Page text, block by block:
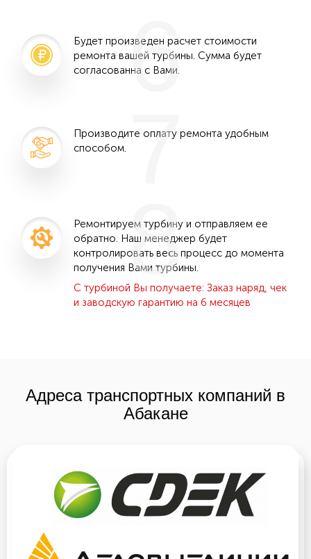
Будет произведен расчет стоимости
ремонта вашей турбины. Сумма будет
согласованна с Вами.
6
Производите оплату ремонта удобным
способом.7
Ремонтируем турбину и отправляем ее
обратно. Наш менеджер будет
контролировать весь процесс до момента
получения Вами турбины.
С турбиной Вы получаете: Заказ наряд, чек
и заводскую гарантию на 6 месяцев
8
Адреса транспортных компаний в
Абакане